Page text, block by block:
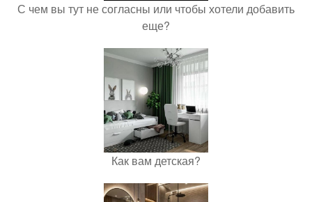
С чем вы тут не согласны или чтобы хотели добавить
еще?
Как вам детская?